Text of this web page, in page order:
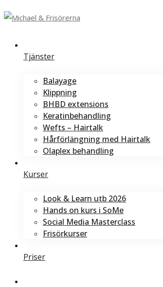
Tjänster
Balayage
Klippning
BHBD extensions
Keratinbehandling
Wefts – Hairtalk
Hårförlängning med Hairtalk
Olaplex behandling
Kurser
Look & Learn utb 2026
Hands on kurs i SoMe
Social Media Masterclass
Frisörkurser
Priser